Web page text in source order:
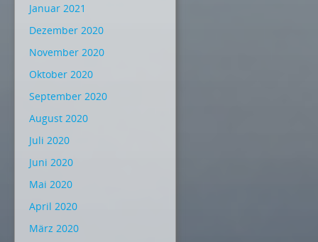
Januar 2021
Dezember 2020
November 2020
Oktober 2020
September 2020
August 2020
Juli 2020
Juni 2020
Mai 2020
April 2020
März 2020